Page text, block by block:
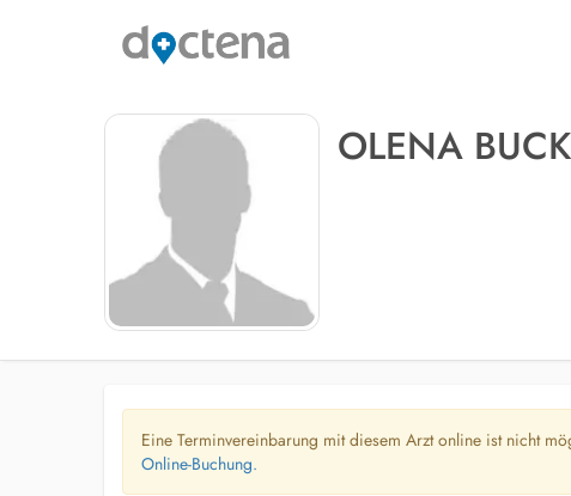
OLENA BUCK
Eine Terminvereinbarung mit diesem Arzt online ist nicht
Online-Buchung.